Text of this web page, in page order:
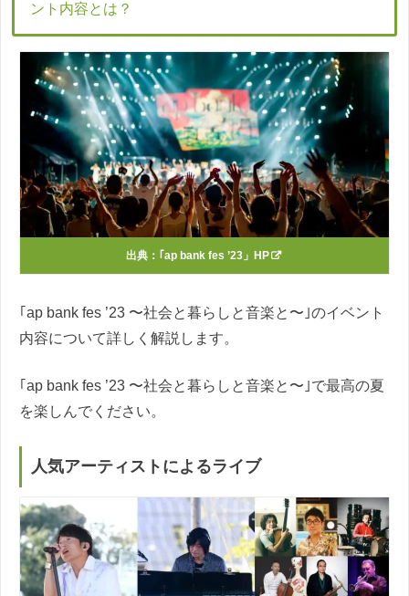
ント内容とは？
出典： ｢ap bank fes ’23」HP
｢ap bank fes ’23 〜社会と暮らしと音楽と〜｣のイベント
内容について詳しく解説します。
｢ap bank fes ’23 〜社会と暮らしと音楽と〜｣で最高の夏
を楽しんでください。
人気アーティストによるライブ